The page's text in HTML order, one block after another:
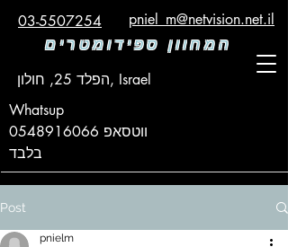
המחוון ספידומטרים
pniel_m@netvision.net.il
03-5507254
הפלד 25, חולון, Israel
Whatsup
0548916066
בלבד
Post
pnielm